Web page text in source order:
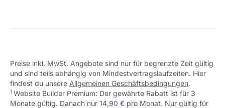
Preise inkl. MwSt. Angebote sind nur für begrenzte Zeit gültig
und sind teils abhängig von Mindestvertragslaufzeiten. Hier
findest du unsere Allgemeinen Geschäftsbedingungen.
1 Website Builder Premium: Der gewährte Rabatt ist für 3
Monate gültig. Danach nur 14,90 € pro Monat. Nur gültig für